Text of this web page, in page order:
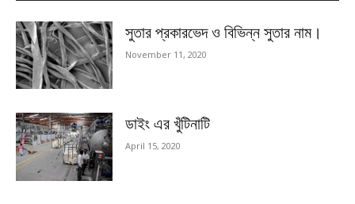
সুতার প্রকারভেদ ও বিভিন্ন সুতার নাম।
November 11, 2020
ডাইং এর খুঁটিনাটি
April 15, 2020